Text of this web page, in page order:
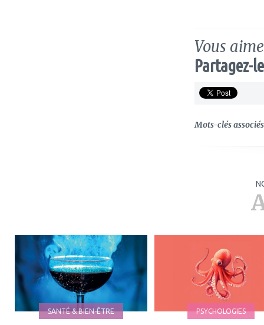
Vous
Partagez-
Mots-clés
à
mes
favoris
SANTÉ & BIEN-ÊTRE PSYCHOLOGIES